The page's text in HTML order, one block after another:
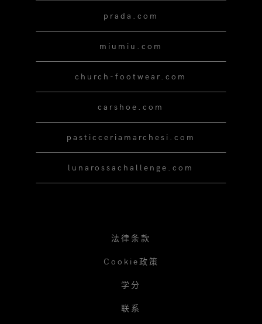
prada.com
miumiu.com
church-footwear.com
carshoe.com
pasticceriamarchesi.com
lunarossachallenge.com
法律条款
Cookie政策
学分
联系